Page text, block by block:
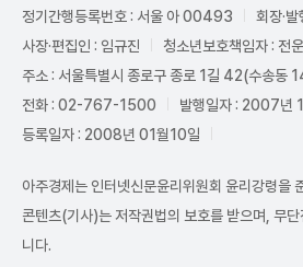
정기간행등록번호 : 서울 아 00493
회장·
사장·편집인 : 임규진
청소년보호책임자 : 전운
주소 : 서울특별시 종로구 종로 1길 42(수송동
전화 : 02-767-1500
발행일자 : 2007년
등록일자 : 2008년 01월10일
아주경제는 인터넷신문윤리위원회 윤리강령을
콘텐츠(기사)는 저작권법의 보호를 받으며, 무
니다.